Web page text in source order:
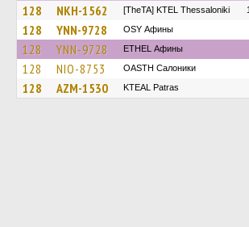
128 NKH-1562 [TheTA] KTEL Thessaloniki
128 YNN-9728 OSY Афины
128 YNN-9728 ETHEL Афины
128 NIO-8753 OASTH Салоники
128 AZM-1530 KTEAL Patras